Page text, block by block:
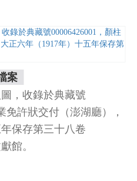
案
，收錄於典藏號
免許狀交付（澎湖廳），
保存第三十八卷
館。